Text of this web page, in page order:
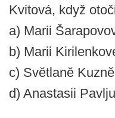
Kvitová, když
a) Marii
b) Marii
c) Světlaně
d) Anastasii